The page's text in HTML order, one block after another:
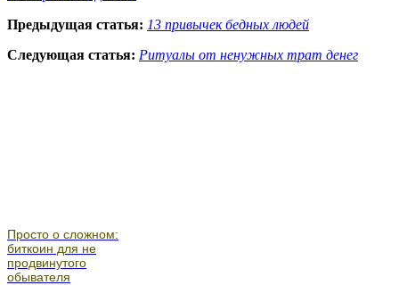
Предыдущая статья: 13 привычек бедных людей
Следующая статья: Ритуалы от ненужных трат денег
Просто о сложном:
биткоин для не
продвинутого
обывателя